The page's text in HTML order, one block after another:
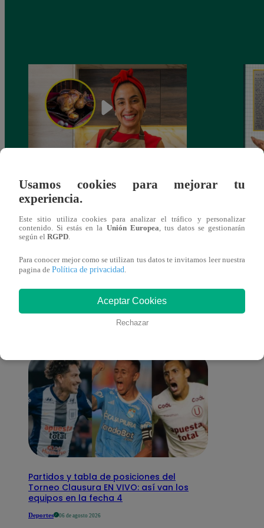
antes de Navidad?
También te puede
interesar
Partidos y tabla de posiciones del
Torneo Clausura EN VIVO: así van los
equipos en la fecha 4
Deportes 06 de agosto 2026
Usamos cookies para mejorar tu
experiencia.
Este sitio utiliza cookies para analizar el tráfico y personalizar
contenido. Si estás en la Unión Europea , tus datos se gestionarán
según el RGPD
Para conocer mejor como se utilizan tus datos te invitamos leer nuestra
pagina de Política de privacidad
Aceptar Cookies
Rechazar